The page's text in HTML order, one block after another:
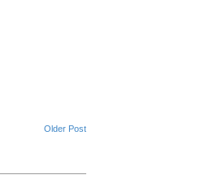
Older Post